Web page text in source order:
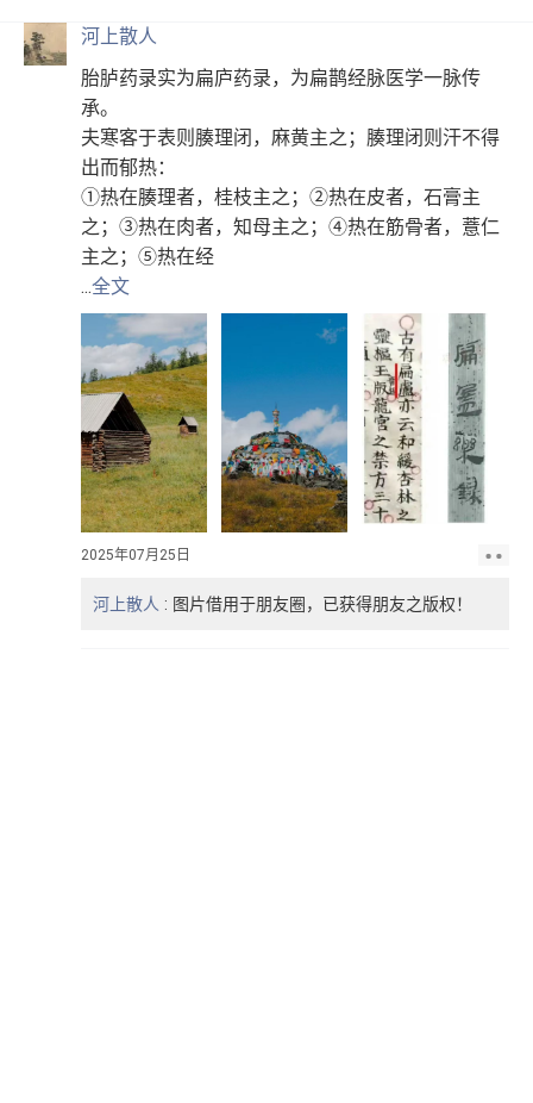
河上散人
胎胪药录实为扁庐药录，为扁鹊经脉医学一脉传
承。
夫寒客于表则腠理闭，麻黄主之；腠理闭则汗不得
出而郁热：
①热在腠理者，桂枝主之；②热在皮者，石膏主
之；③热在肉者，知母主之；④热在筋骨者，薏仁
主之；⑤热在经
...全文
2025年07月25日
河上散人 : 图片借用于朋友圈，已获得朋友之版权！